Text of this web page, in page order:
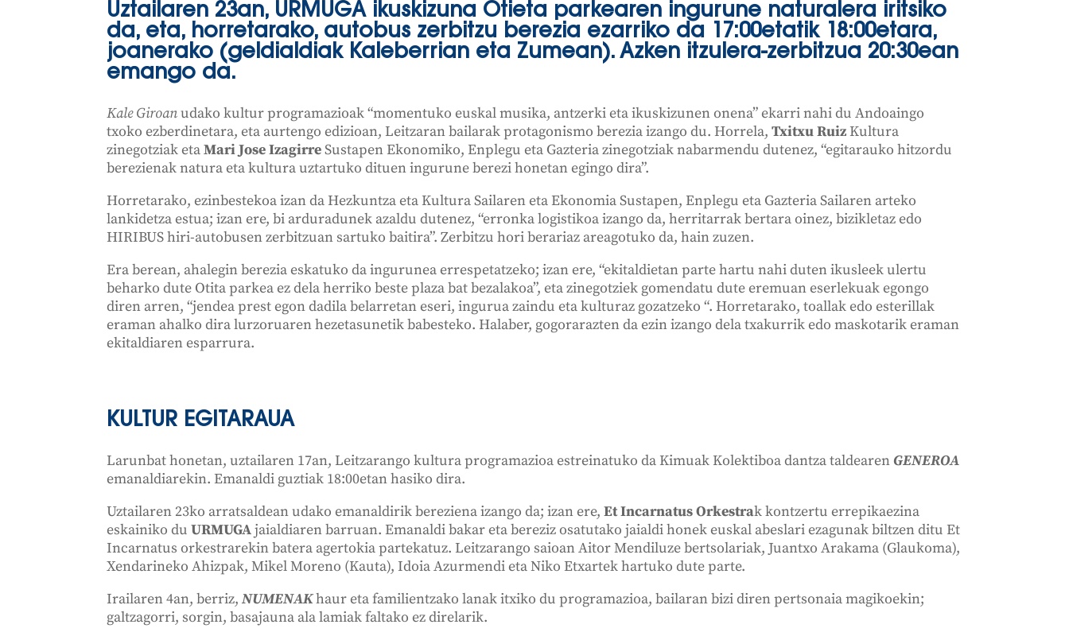
Uztailaren 23an, URMUGA ikuskizuna Otieta parkearen ingurune naturalera iritsiko
da, eta, horretarako, autobus zerbitzu berezia ezarriko da 17:00etatik 18:00etara,
joanerako (geldialdiak Kaleberrian eta Zumean). Azken itzulera-zerbitzua 20:30ean
emango da.
Kale Giroanudako kultur programazioak “momentuko euskal musika, antzerki eta ikuskizunen onena” ekarri nahi du Andoaingo
txoko ezberdinetara, eta aurtengo edizioan, Leitzaran bailarak protagonismo berezia izango du. Horrela,Txitxu Ruiz Kultura
zinegotziak etaMari Jose IzagirreSustapen Ekonomiko, Enplegu eta Gazteria zinegotziak nabarmendu dutenez, “egitarauko hitzordu
berezienak natura eta kultura uztartuko dituen ingurune berezi honetan egingo dira”.
Horretarako, ezinbestekoa izan da Hezkuntza eta Kultura Sailaren eta Ekonomia Sustapen, Enplegu eta Gazteria Sailaren arteko
lankidetza estua; izan ere, bi arduradunek azaldu dutenez, “erronka logistikoa izango da, herritarrak bertara oinez, bizikletaz edo
HIRIBUS hiri-autobusen zerbitzuan sartuko baitira”. Zerbitzu hori berariaz areagotuko da, hain zuzen.
Era berean, ahalegin berezia eskatuko da ingurunea errespetatzeko; izan ere, “ekitaldietan parte hartu nahi duten ikusleek ulertu
beharko dute Otita parkea ez dela herriko beste plaza bat bezalakoa”, eta zinegotziek gomendatu dute eremuan eserlekuak egongo
diren arren, “jendea prest egon dadila belarretan eseri, ingurua zaindu eta kulturaz gozatzeko “. Horretarako, toallak edo esterillak
eraman ahalko dira lurzoruaren hezetasunetik babesteko. Halaber, gogorarazten da ezin izango dela txakurrik edo maskotarik eraman
ekitaldiaren esparrura.
KULTUR EGITARAUA
Larunbat honetan, uztailaren 17an, Leitzarango kultura programazioa estreinatuko da Kimuak Kolektiboa dantza taldearen GENEROA
emanaldiarekin. Emanaldi guztiak 18:00etan hasiko dira.
Uztailaren 23ko arratsaldean udako emanaldirik bereziena izango da; izan ere,Et Incarnatus Orkestrak kontzertu errepikaezina
eskainiko duURMUGAjaialdiaren barruan. Emanaldi bakar eta bereziz osatutako jaialdi honek euskal abeslari ezagunak biltzen ditu Et
Incarnatus orkestrarekin batera agertokia partekatuz. Leitzarango saioan Aitor Mendiluze bertsolariak, Juantxo Arakama (Glaukoma),
Xendarineko Ahizpak, Mikel Moreno (Kauta), Idoia Azurmendi eta Niko Etxartek hartuko dute parte.
Irailaren 4an, berriz,NUMENAKhaur eta familientzako lanak itxiko du programazioa, bailaran bizi diren pertsonaia magikoekin;
galtzagorri, sorgin, basajauna ala lamiak faltako ez direlarik.